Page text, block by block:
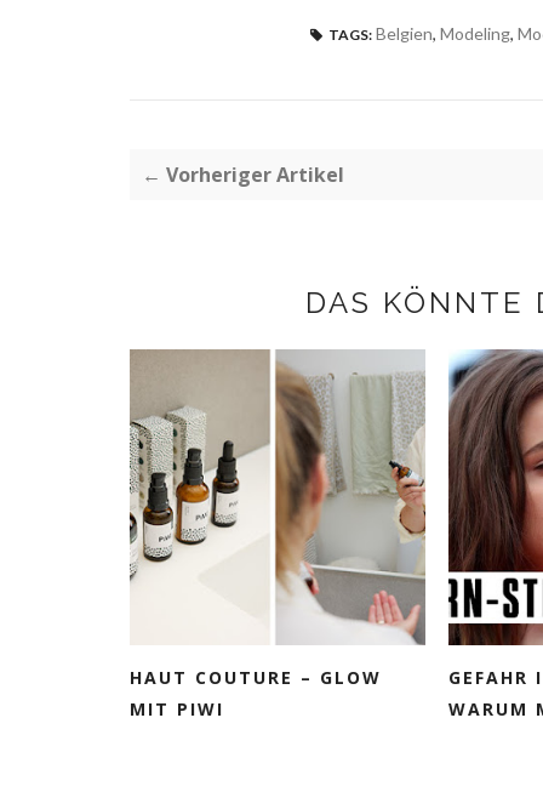
TAGS: Belgien, Modeling,
← Vorheriger Artikel
DAS KÖNNTE
HAUT COUTURE – GLOW
MIT PIWI
GEFAHR
WARUM